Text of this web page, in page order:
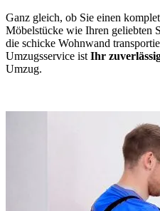
Ganz gleich, ob Sie einen
Möbelstücke wie Ihren geliebten
die schicke Wohnwand
Umzugsservice ist Ihr
Umzug.